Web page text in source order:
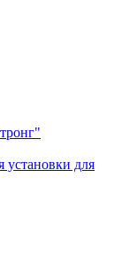
установки для